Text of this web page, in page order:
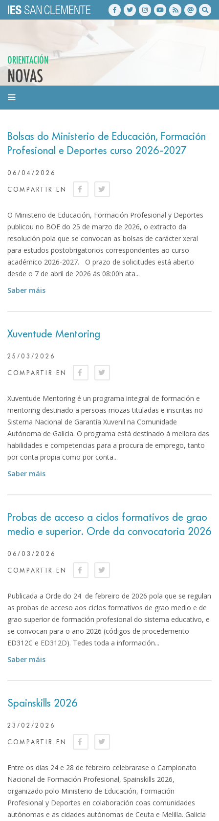
ORIENTACIÓN
NOVAS
Bolsas do Ministerio de Educación, Formación
Profesional e Deportes curso 2026-2027
06/04/2026
COMPARTIR EN
O Ministerio de Educación, Formación Profesional y Deportes
publicou no BOE do 25 de marzo de 2026, o extracto da
resolución pola que se convocan as bolsas de carácter xeral
para estudos postobrigatorios correspondentes ao curso
académico 2026-2027. O prazo de solicitudes está aberto
desde o 7 de abril de 2026 ás 08:00h ata...
Saber máis
Xuventude Mentoring
25/03/2026
COMPARTIR EN
Xuventude Mentoring é un programa integral de formación e
mentoring destinado a persoas mozas tituladas e inscritas no
Sistema Nacional de Garantía Xuvenil na Comunidade
Autónoma de Galicia. O programa está destinado á mellora das
habilidades e competencias para a procura de emprego, tanto
por conta propia como por conta...
Saber máis
Probas de acceso a ciclos formativos de grao
medio e superior. Orde da convocatoria 2026
06/03/2026
COMPARTIR EN
Publicada a Orde do 24 de febreiro de 2026 pola que se regulan
as probas de acceso aos ciclos formativos de grao medio e de
grao superior de formación profesional do sistema educativo, e
se convocan para o ano 2026 (códigos de procedemento
ED312C e ED312D). Tedes toda a información...
Saber máis
Spainskills 2026
23/02/2026
COMPARTIR EN
Entre os días 24 e 28 de febreiro celebrarase o Campionato
Nacional de Formación Profesional, Spainskills 2026,
organizado polo Ministerio de Educación, Formación
Profesional y Deportes en colaboración coas comunidades
autónomas e as cidades autónomas de Ceuta e Melilla. Galicia